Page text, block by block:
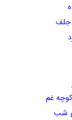
غم
شب